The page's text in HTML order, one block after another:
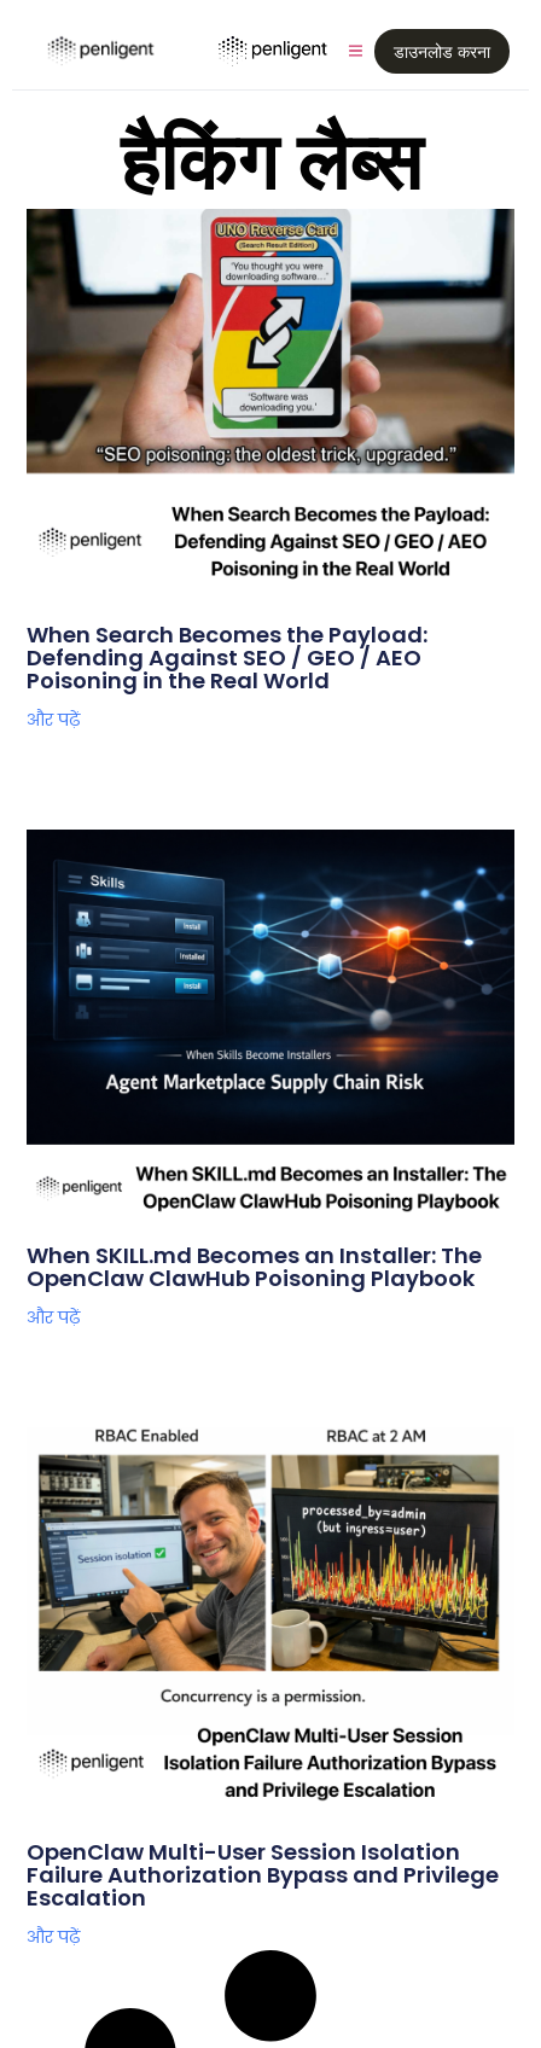
डाउनलोड करना
हैकिंग लैब्स
When Search Becomes the Payload:
Defending Against SEO / GEO / AEO
Poisoning in the Real World
और पढ़ें
When SKILL.md Becomes an Installer: The
OpenClaw ClawHub Poisoning Playbook
और पढ़ें
OpenClaw Multi-User Session Isolation
Failure Authorization Bypass and Privilege
Escalation
और पढ़ें